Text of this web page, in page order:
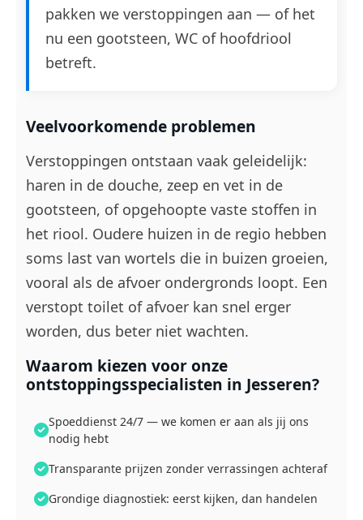
pakken we verstoppingen aan — of het
nu een gootsteen, WC of hoofdriool
betreft.
Veelvoorkomende problemen
Verstoppingen ontstaan vaak geleidelijk:
haren in de douche, zeep en vet in de
gootsteen, of opgehoopte vaste stoffen in
het riool. Oudere huizen in de regio hebben
soms last van wortels die in buizen groeien,
vooral als de afvoer ondergronds loopt. Een
verstopt toilet of afvoer kan snel erger
worden, dus beter niet wachten.
Waarom kiezen voor onze
ontstoppingsspecialisten in Jesseren?
Spoeddienst 24/7 — we komen er aan als jij ons
nodig hebt
Transparante prijzen zonder verrassingen achteraf
Grondige diagnostiek: eerst kijken, dan handelen